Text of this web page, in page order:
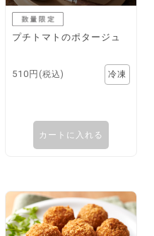
プチトマトのポタージュ
510円 (税込)
カートに入れる